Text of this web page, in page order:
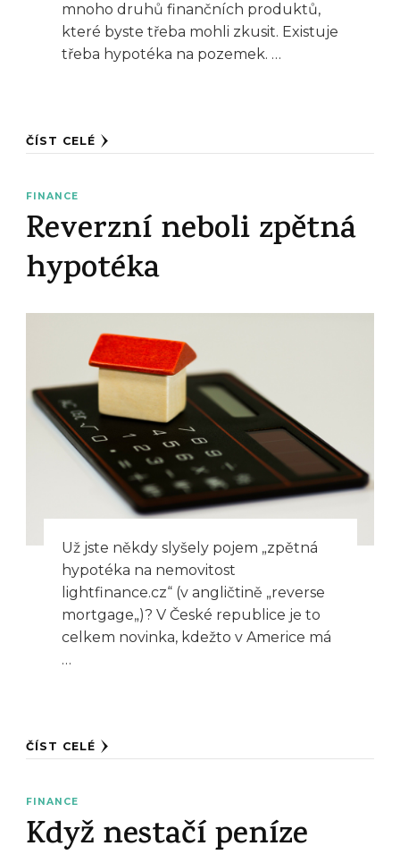
mnoho druhů finančních produktů,
které byste třeba mohli zkusit. Existuje
třeba hypotéka na pozemek. …
ČÍST CELÉ
FINANCE
Reverzní neboli zpětná
hypotéka
Už jste někdy slyšely pojem „zpětná
hypotéka na nemovitost
lightfinance.cz“ (v angličtině „reverse
mortgage„)? V České republice je to
celkem novinka, kdežto v Americe má
…
ČÍST CELÉ
FINANCE
Když nestačí peníze